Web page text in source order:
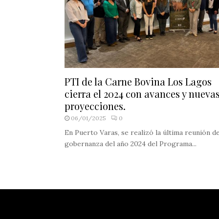
PTI de la Carne Bovina Los Lagos
cierra el 2024 con avances y
proyecciones.
06/01/2025 0
En Puerto Varas, se realizó la última reunión
gobernanza del año 2024 del Programa...